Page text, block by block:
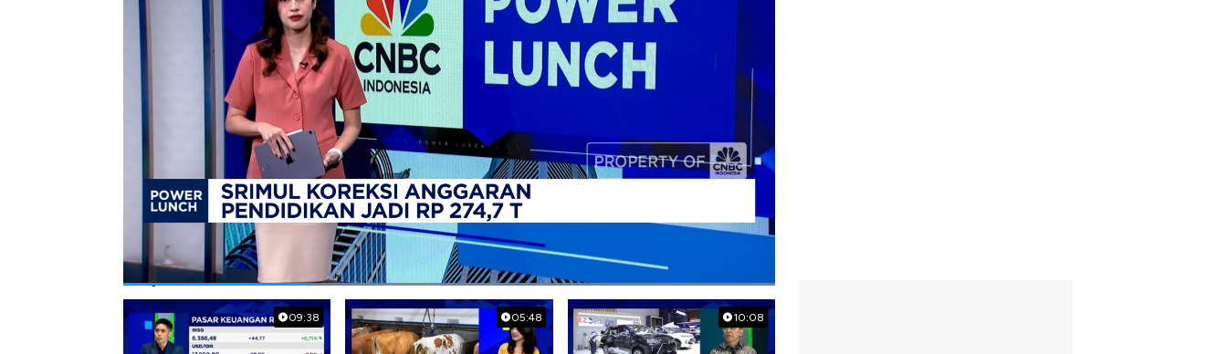
Selengkapnya dalam program Power Lunch CNBC Indonesia (Jumat, 22/08/2025) berikut ini.
Bagikan:
#rapbn 2026 #anggaran pendidikan #guru dosen #tenaga pendidik
Popular Videos
09:38 05:48 10:08